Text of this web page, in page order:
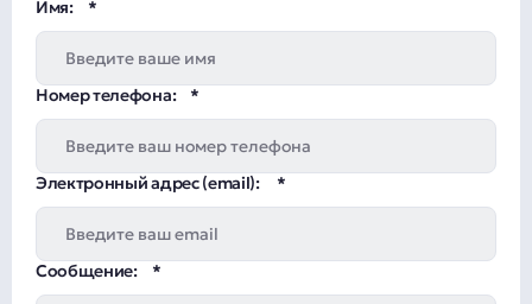
Имя:
Номер телефона:
Электронный адрес (email):
Сообщение: